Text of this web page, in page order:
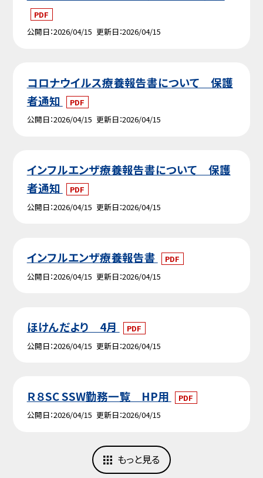
PDF
公開日 2026/04/15 更新日 2026/04/15
コロナウイルス療養報告書について 保護
者通知
PDF
公開日 2026/04/15 更新日 2026/04/15
インフルエンザ療養報告書について 保護
者通知
PDF
公開日 2026/04/15 更新日 2026/04/15
インフルエンザ療養報告書
PDF
公開日 2026/04/15 更新日 2026/04/15
ほけんだより 4月
PDF
公開日 2026/04/15 更新日 2026/04/15
Ｒ８SC SSW勤務一覧 HP用
PDF
公開日 2026/04/15 更新日 2026/04/15
もっと見る